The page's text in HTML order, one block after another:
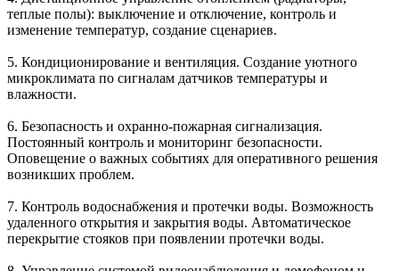
теплые полы): выключение и отключение, контроль и
изменение температур, создание сценариев.
5. Кондиционирование и вентиляция. Создание уютного
микроклимата по сигналам датчиков температуры и
влажности.
6. Безопасность и охранно-пожарная сигнализация.
Постоянный контроль и мониторинг безопасности.
Оповещение о важных событиях для оперативного решения
возникших проблем.
7. Контроль водоснабжения и протечки воды. Возможность
удаленного открытия и закрытия воды. Автоматическое
перекрытие стояков при появлении протечки воды.